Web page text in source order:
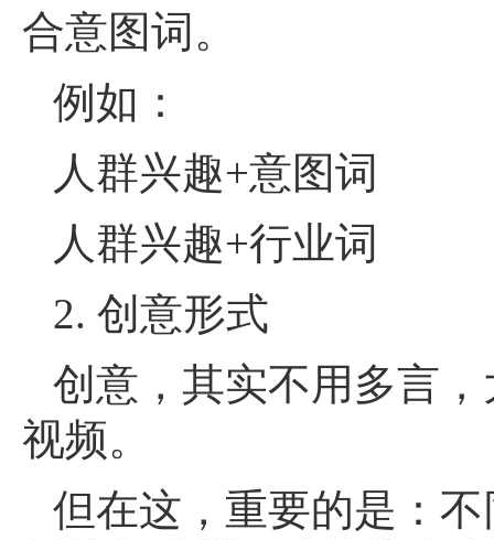
合意图词。
例如：
人群兴趣+意图词
人群兴趣+行业词
2. 创意形式
创意，其实不用多言
视频。
但在这，重要的是：